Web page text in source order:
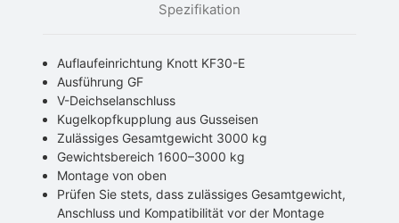
Spezifikation
Auflaufeinrichtung Knott KF30-E
Ausführung GF
V-Deichselanschluss
Kugelkopfkupplung aus Gusseisen
Zulässiges Gesamtgewicht 3000 kg
Gewichtsbereich 1600–3000 kg
Montage von oben
Prüfen Sie stets, dass zulässiges Gesamtgewicht,
Anschluss und Kompatibilität vor der Montage